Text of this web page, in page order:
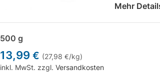
Mehr
500 g
13,99€ (27,98€/kg)
inkl. MwSt. zzgl.Versandkosten